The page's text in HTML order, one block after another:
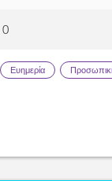
0
Ευημερία